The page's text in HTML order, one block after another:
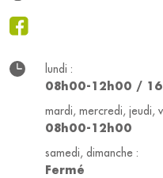
lundi :
08h00-12h00 /
mardi, mercredi, jeudi,
08h00-12h00
samedi, dimanche :
Fermé